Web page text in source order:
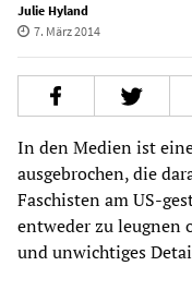
Julie Hyland
7. März 2014
In den Medien ist
ausgebrochen, die
Faschisten am US-
entweder zu leugnen
und unwichtiges